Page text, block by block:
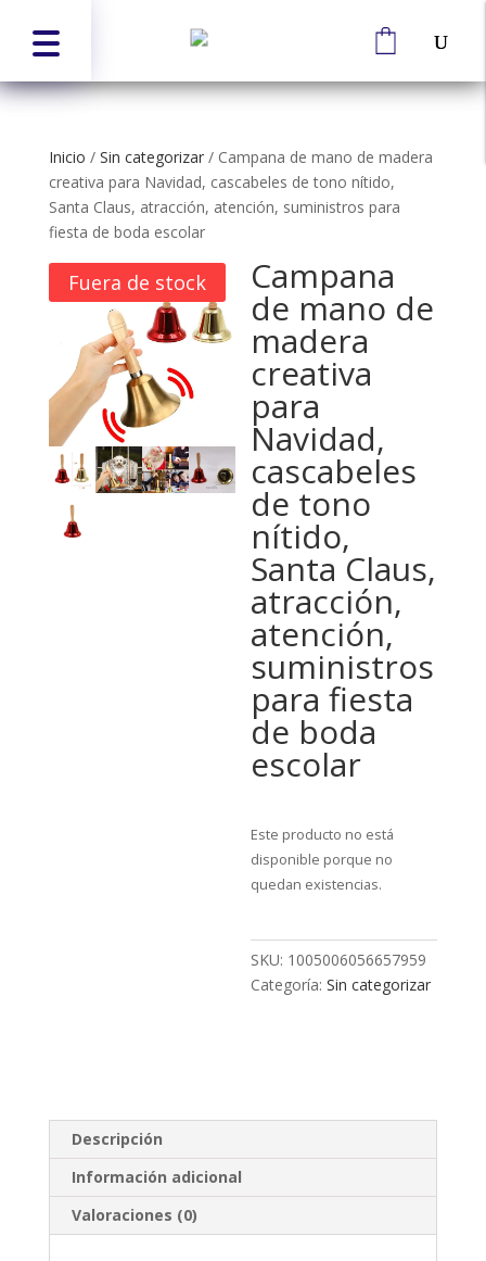
Inicio / Sin categorizar/ Campana de mano de madera
creativa para Navidad, cascabeles de tono nítido,
Santa Claus, atracción, atención, suministros para
fiesta de boda escolar
Fuera de stock Campana
de mano de
madera
creativa
para
Navidad,
cascabeles
de tono
nítido,
Santa Claus,
atracción,
atención,
suministros
para fiesta
de boda
escolar
Este producto no está
disponible porque no
quedan existencias.
SKU: 1005006056657959
Categoría: Sin categorizar
Descripción
Información adicional
Valoraciones (0)